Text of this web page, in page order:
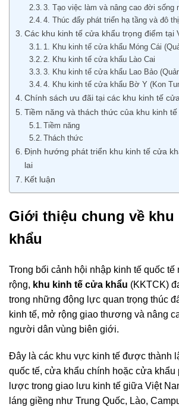
3. Tạo việc làm và nâng cao đời sống
4. Thúc đẩy phát triển hạ tầng và đô
Các khu kinh tế cửa khẩu trọng điểm tại
1. Khu kinh tế cửa khẩu Móng Cái
2. Khu kinh tế cửa khẩu Lào Cai
3. Khu kinh tế cửa khẩu Lao Bảo
4. Khu kinh tế cửa khẩu Bờ Y (Kon
Chính sách ưu đãi tại các khu kinh tế
Tiềm năng và thách thức của khu kinh
Tiềm năng
Thách thức
Định hướng phát triển khu kinh tế cửa
lai
Kết luận
Giới thiệu chung về khu
khẩu
Trong bối cảnh hội nhập kinh tế quốc tế
rộng, khu kinh tế cửa khẩu (KKTCK)
trong những động lực quan trọng thúc
kinh tế, mở rộng giao thương và nâng
người dân vùng biên giới.
Đây là các khu vực kinh tế được thành
quốc tế, cửa khẩu chính hoặc cửa khẩu
lược trong giao lưu kinh tế giữa Việt
láng giềng như Trung Quốc, Lào,